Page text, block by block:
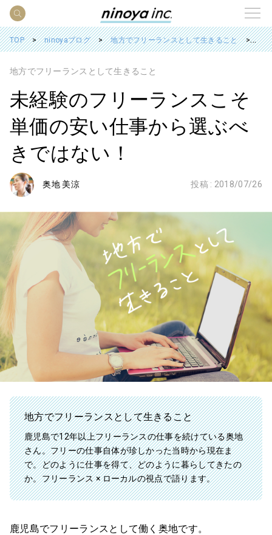
TOP ninoyaブログ 地方でフリーランスとして生きること 未
地方でフリーランスとして生きること
未経験のフリーランスこそ
単価の安い仕事から選ぶべ
きではない！
奥地 美涼 投稿 : 2018/07/26
地方でフリーランスとして生きること
鹿児島で12年以上フリーランスの仕事を続けている奥地
さん。フリーの仕事自体が珍しかった当時から現在ま
で。どのように仕事を得て、どのように暮らしてきたの
か。フリーランス × ローカルの視点で語ります。
鹿児島でフリーランスとして働く奥地です。